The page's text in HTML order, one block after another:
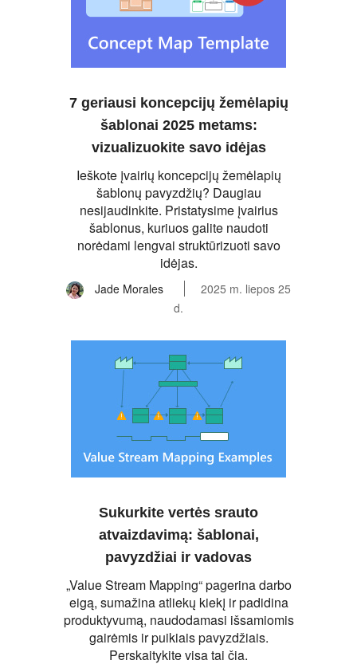
7 geriausi koncepcijų žemėlapių
šablonai 2025 metams:
vizualizuokite savo idėjas
Ieškote įvairių koncepcijų žemėlapių
šablonų pavyzdžių? Daugiau
nesijaudinkite. Pristatysime įvairius
šablonus, kuriuos galite naudoti
norėdami lengvai struktūrizuoti savo
idėjas.
Jade Morales
2025 m. liepos 25
d.
Sukurkite vertės srauto
atvaizdavimą: šablonai,
pavyzdžiai ir vadovas
„Value Stream Mapping“ pagerina darbo
eigą, sumažina atliekų kiekį ir padidina
produktyvumą, naudodamasi išsamiomis
gairėmis ir puikiais pavyzdžiais.
Perskaitykite visa tai čia.